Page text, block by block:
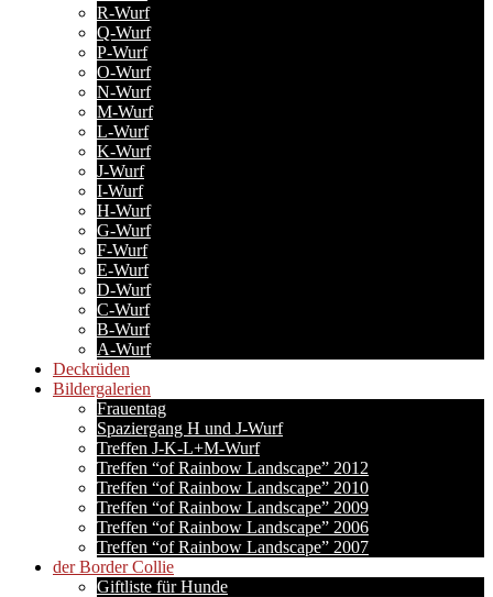
R-Wurf
Q-Wurf
P-Wurf
O-Wurf
N-Wurf
M-Wurf
L-Wurf
K-Wurf
J-Wurf
I-Wurf
H-Wurf
G-Wurf
F-Wurf
E-Wurf
D-Wurf
C-Wurf
B-Wurf
A-Wurf
Deckrüden
Bildergalerien
Frauentag
Spaziergang H und J-Wurf
Treffen J-K-L+M-Wurf
Treffen “of Rainbow Landscape” 2012
Treffen “of Rainbow Landscape” 2010
Treffen “of Rainbow Landscape” 2009
Treffen “of Rainbow Landscape” 2006
Treffen “of Rainbow Landscape” 2007
der Border Collie
Giftliste für Hunde